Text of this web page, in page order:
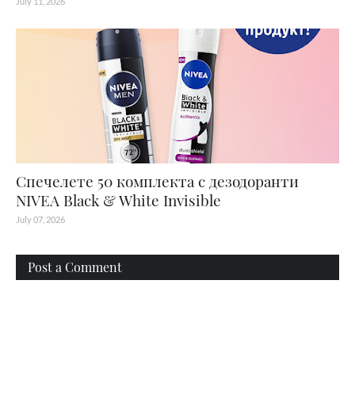
Спечелете 50 комплекта с дезодоранти
NIVEA Black & White Invisible
July 07, 2026
Post a Comment